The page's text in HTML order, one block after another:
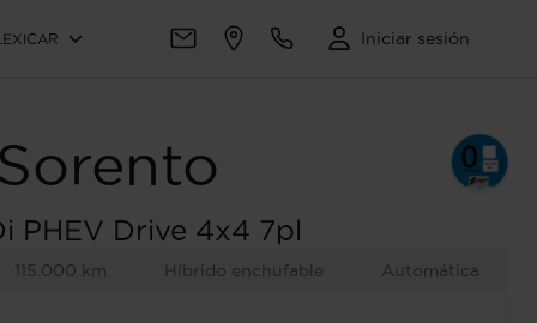
Iniciar sesión
Sorento
PHEV Drive 4x4 7pl
115.000 km Híbrido enchufable Automática